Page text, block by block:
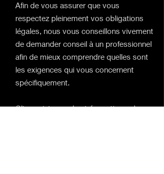
Afin de vous assurer que vous
respectez pleinement vos obligations
légales, nous vous conseillons vivement
de demander conseil à un professionnel
afin de mieux comprendre quelles sont
les exigences qui vous concernent
spécifiquement.
Cliquez icipour des informations plus